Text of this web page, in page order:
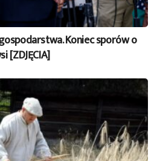
Koniec sporów o
[ZDJĘCIA]